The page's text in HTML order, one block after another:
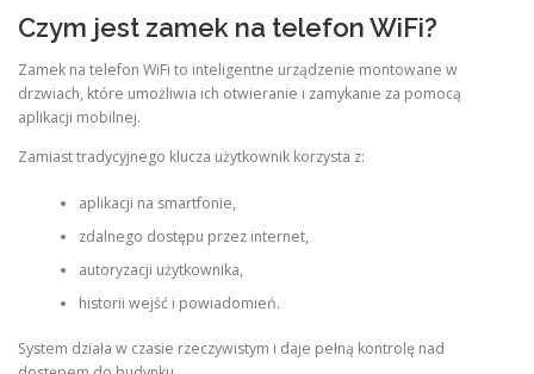
Czym jest zamek na telefon WiFi?
Zamek na telefon WiFi to inteligentne urządzenie montowane w
drzwiach, które umożliwia ich otwieranie i zamykanie za pomocą
aplikacji mobilnej.
Zamiast tradycyjnego klucza użytkownik korzysta z:
aplikacji na smartfonie,
zdalnego dostępu przez internet,
autoryzacji użytkownika,
historii wejść i powiadomień.
System działa w czasie rzeczywistym i daje pełną kontrolę nad